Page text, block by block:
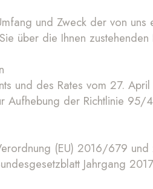
und Zweck der von
über die Ihnen
und des Rates vom 27.
Aufhebung der Richtlinie
(EU) 2016/679
Jahrgang